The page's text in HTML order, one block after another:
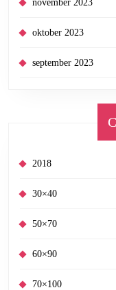
november 2023
oktober 2023
september 2023
2018
30×40
50×70
60×90
70×100